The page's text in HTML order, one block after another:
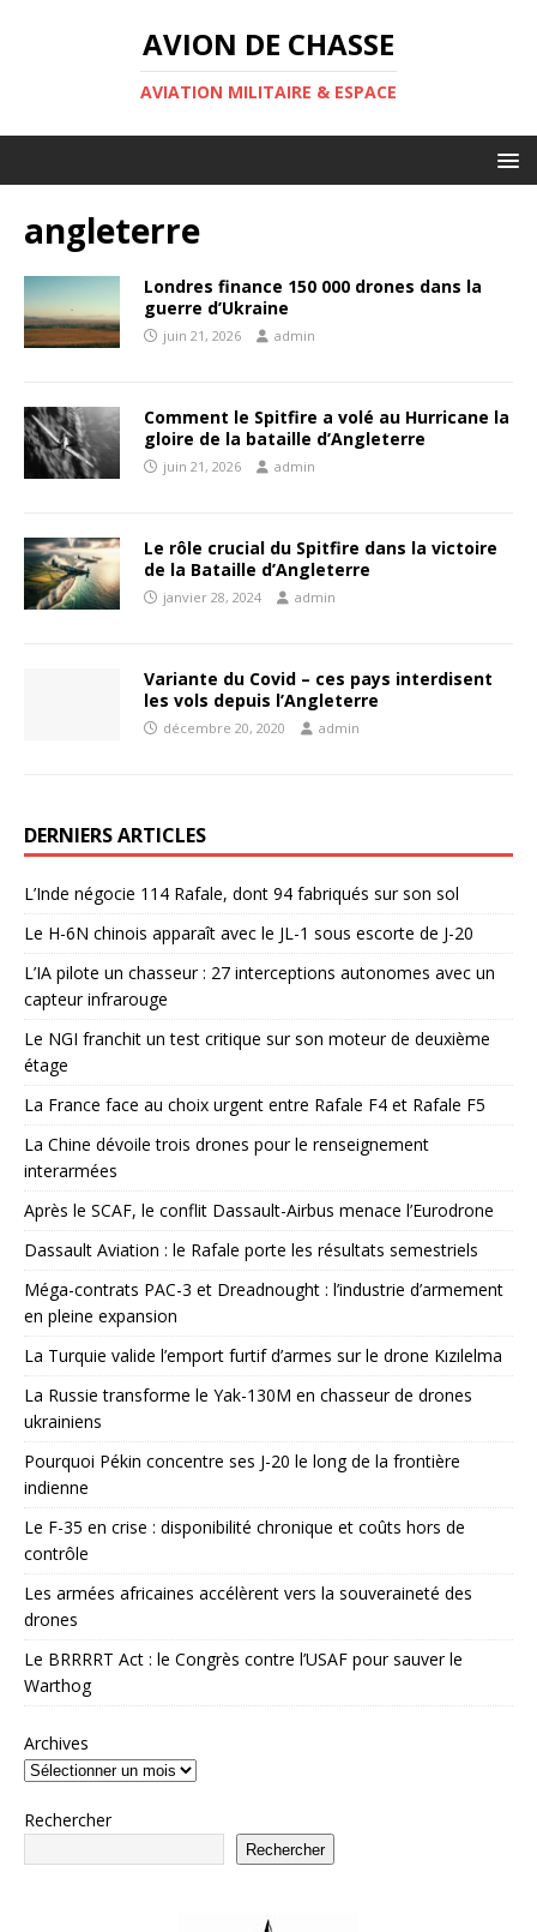
AVION DE CHASSE
AVIATION MILITAIRE & ESPACE
angleterre
Londres finance 150 000 drones dans la
guerre d’Ukraine
juin 21, 2026 admin
Comment le Spitfire a volé au Hurricane la
gloire de la bataille d’Angleterre
juin 21, 2026 admin
Le rôle crucial du Spitfire dans la victoire
de la Bataille d’Angleterre
janvier 28, 2024 admin
Variante du Covid – ces pays interdisent
les vols depuis l’Angleterre
décembre 20, 2020 admin
DERNIERS ARTICLES
L’Inde négocie 114 Rafale, dont 94 fabriqués sur son sol
Le H-6N chinois apparaît avec le JL-1 sous escorte de J-20
L’IA pilote un chasseur : 27 interceptions autonomes avec un
capteur infrarouge
Le NGI franchit un test critique sur son moteur de deuxième
étage
La France face au choix urgent entre Rafale F4 et Rafale F5
La Chine dévoile trois drones pour le renseignement
interarmées
Après le SCAF, le conflit Dassault-Airbus menace l’Eurodrone
Dassault Aviation : le Rafale porte les résultats semestriels
Méga-contrats PAC-3 et Dreadnought : l’industrie d’armement
en pleine expansion
La Turquie valide l’emport furtif d’armes sur le drone Kızılelma
La Russie transforme le Yak-130M en chasseur de drones
ukrainiens
Pourquoi Pékin concentre ses J-20 le long de la frontière
indienne
Le F-35 en crise : disponibilité chronique et coûts hors de
contrôle
Les armées africaines accélèrent vers la souveraineté des
drones
Le BRRRRT Act : le Congrès contre l’USAF pour sauver le
Warthog
Archives
Rechercher
Rechercher